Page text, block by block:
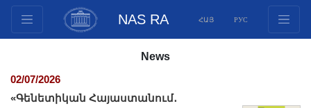
NAS RA ՀԱՅ РУС
News
02/07/2026
«Գենետիկան Հայաստանում․